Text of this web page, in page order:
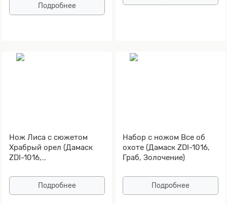
Подробнее
Нож Лиса с сюжетом
Храбрый орел (Дамаск
ZDI-1016,
карельская береза)
Подробнее
Набор с ножом Все об
охоте (Дамаск ZDI-1016,
Граб, Золочение)
Подробнее